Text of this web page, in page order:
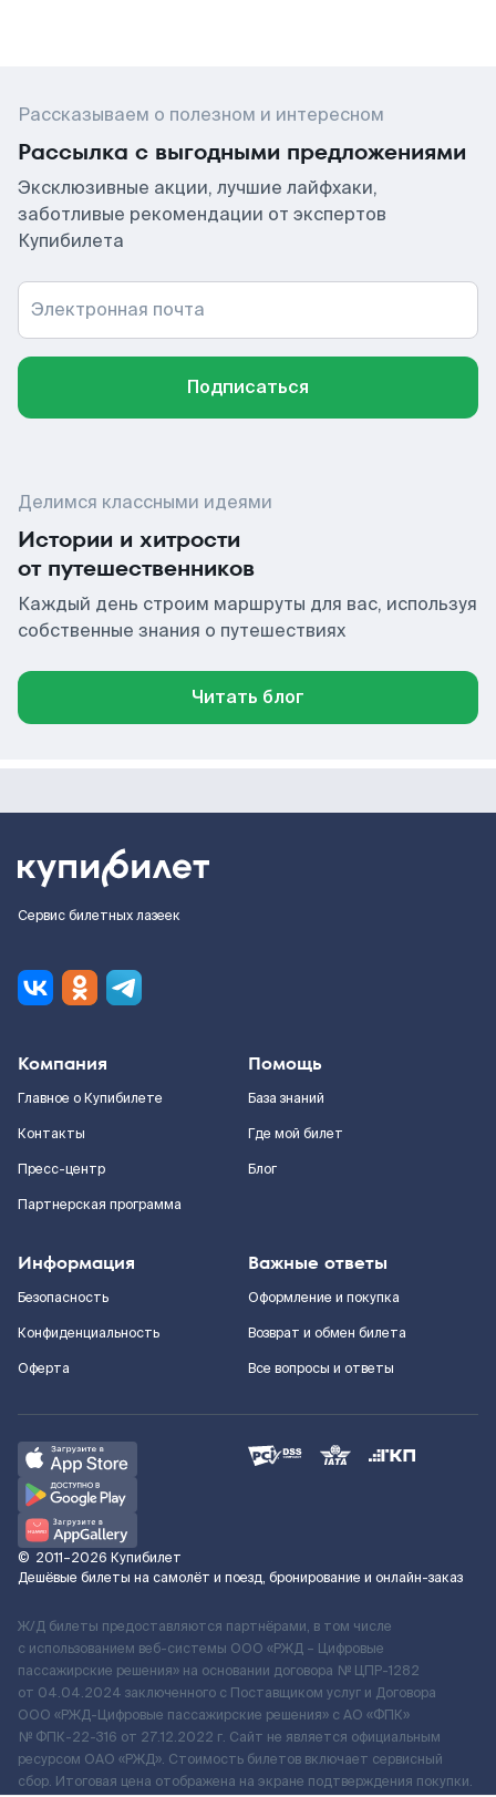
Рассказываем о полезном и интересном
Рассылка с выгодными предложениями
Эксклюзивные акции, лучшие лайфхаки,
заботливые рекомендации от экспертов
Купибилета
Электронная почта
Подписаться
Делимся классными идеями
Истории и хитрости
от путешественников
Каждый день строим маршруты для вас, используя
собственные знания о путешествиях
Читать блог
Сервис билетных лазеек
Компания
Главное о Купибилете
Контакты
Пресс-центр
Партнерская программа
Помощь
База знаний
Где мой билет
Блог
Информация
Безопасность
Конфиденциальность
Оферта
Важные ответы
Оформление и покупка
Возврат и обмен билета
Все вопросы и ответы
© 2011–2026 Купибилет
Дешёвые билеты на самолёт и поезд, бронирование и онлайн-заказ
Ж/Д билеты предоставляются партнёрами, в том числе
с использованием веб-системы ООО «РЖД – Цифровые
пассажирские решения» на основании договора № ЦПР-1282
от 04.04.2024 заключенного с Поставщиком услуг и Договора
ООО «РЖД-Цифровые пассажирские решения» c АО «ФПК»
№ ФПК-22-316 от 27.12.2022 г. Сайт не является официальным
ресурсом ОАО «РЖД». Стоимость билетов включает сервисный
сбор. Итоговая цена отображена на экране подтверждения покупки.